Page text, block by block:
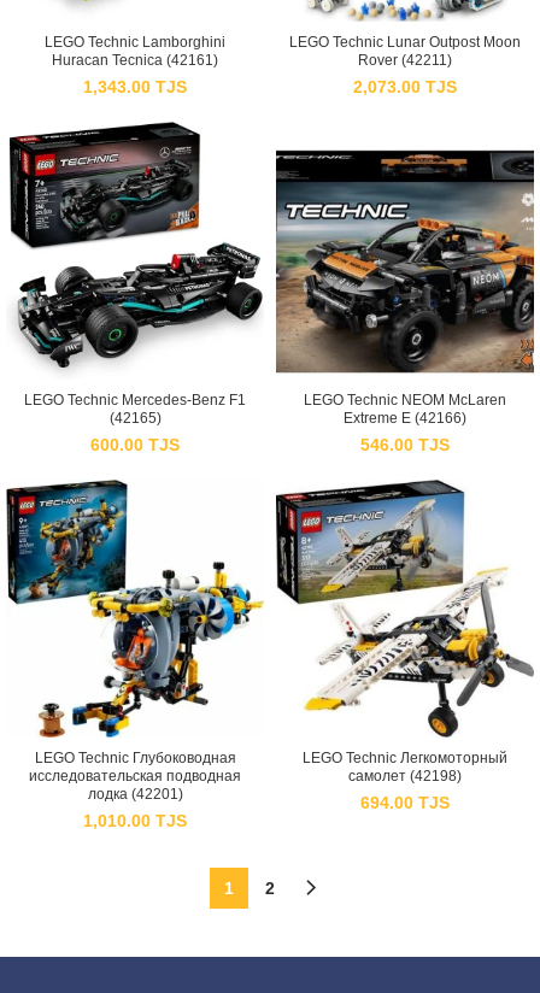
LEGO Technic Lamborghini
Huracan Tecnica (42161)
1,343.00 TJS
LEGO Technic Lunar Outpost Moon
Rover (42211)
2,073.00 TJS
LEGO Technic Mercedes-Benz F1
(42165)
600.00 TJS
LEGO Technic NEOM McLaren
Extreme E (42166)
546.00 TJS
LEGO Technic Глубоководная
исследовательская подводная
лодка (42201)
1,010.00 TJS
LEGO Technic Легкомоторный
самолет (42198)
694.00 TJS
1 2